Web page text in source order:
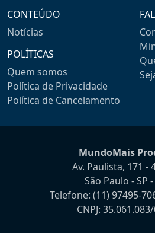
CONTEÚDO
Notícias
POLÍTICAS
Quem somos
Política de Privacidade
Política de Cancelamento
MundoMais
Av. Paulista, 171 -
São Paulo - SP
Telefone: (11) 97495-
CNPJ: